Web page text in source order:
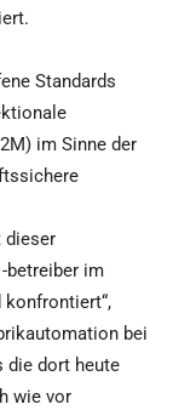
Standards
im Sinne der
dieser
betreiber im
konfrontiert“,
bei
die dort heute
wie vor